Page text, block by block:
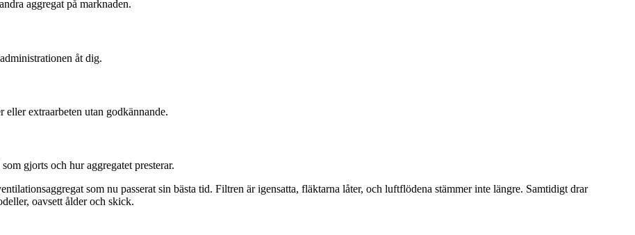
aggregat på marknaden.
åt dig.
extraarbeten utan godkännande.
gjorts och hur aggregatet presterar.
som nu passerat sin bästa tid. Filtren är igensatta, fläktarna låter, och luftflödena stämmer inte längre. Samtidigt drar
oavsett ålder och skick.